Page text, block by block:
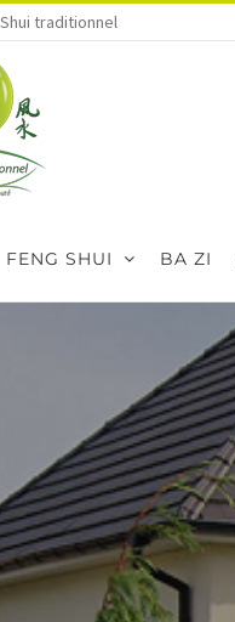
traditionnel
FENG SHUI BA ZI